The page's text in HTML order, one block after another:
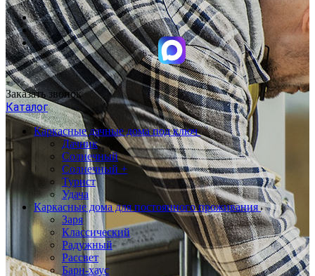
Заказать звонок
Каталог
Каркасные дачные дома под ключ
Дачник
Солнечный
Солнечный +
Турист
Удача
Каркасные дома для постоянного проживания
Заря
Классический
Радужный
Рассвет
Барн-хаус